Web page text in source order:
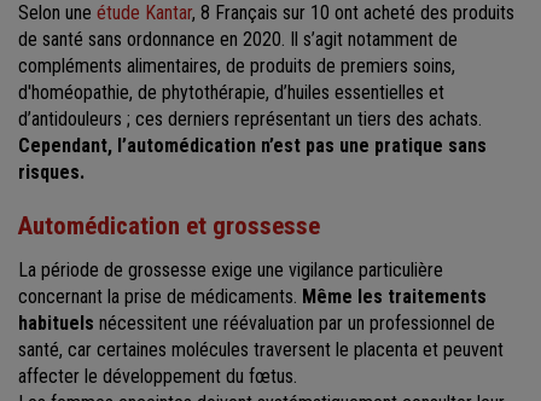
Selon une étude Kantar, 8 Français sur 10 ont acheté des produits
de santé sans ordonnance en 2020. Il s’agit notamment de
compléments alimentaires, de produits de premiers soins,
d'homéopathie, de phytothérapie, d’huiles essentielles et
d’antidouleurs ; ces derniers représentant un tiers des achats.
Cependant, l’automédication n’est pas une pratique sans
risques.
Automédication et grossesse
La période de grossesse exige une vigilance particulière
concernant la prise de médicaments. Même les traitements
habituels nécessitent une réévaluation par un professionnel de
santé, car certaines molécules traversent le placenta et peuvent
affecter le développement du fœtus.